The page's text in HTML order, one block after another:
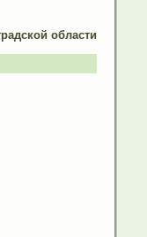
области